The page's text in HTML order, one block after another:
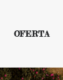
OFERTA